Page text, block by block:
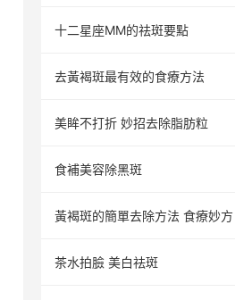
十二星座MM的祛斑要點
去黃褐斑最有效的食療方法
美眸不打折 妙招去除脂肪粒
食補美容除黑斑
黃褐斑的簡單去除方法 食療妙方
茶水拍臉 美白祛斑